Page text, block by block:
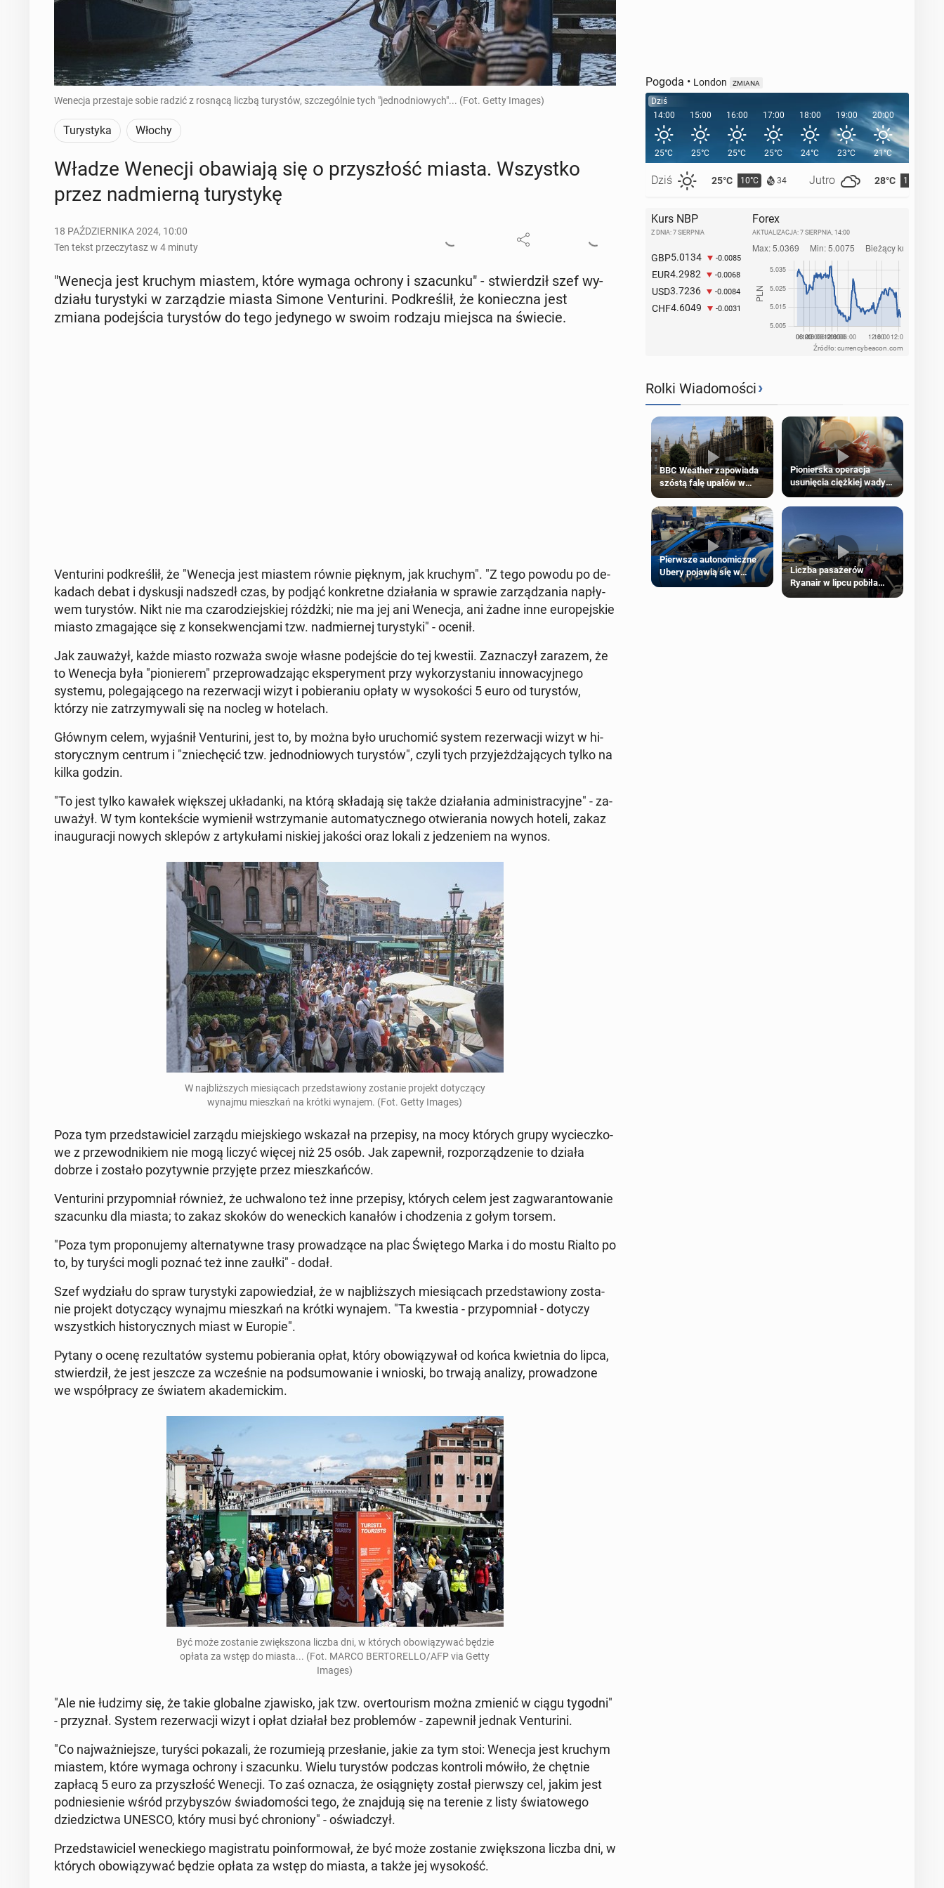
Wenecja przestaje sobie radzić z rosnącą liczbą turystów, szczególnie tych "jednodniowych"... (Fot. Getty Images)
Turystyka Włochy
Władze Wenecji oba­wia­ją się o przy­szłość miasta. Wszyst­ko
przez nad­mier­ną tu­ry­sty­kę
18 PAŹDZIERNIKA 2024, 10:00
Ten tekst przeczytasz w 4 minuty
"Wenecja jest kruchym miastem, które wymaga ochrony i sza­cun­ku" - stwier­dził szef wy­
dzia­łu tu­ry­sty­ki w za­rzą­dzie miasta Simone Ven­tu­ri­ni. Pod­kre­ślił, że ko­niecz­na jest
zmiana po­dej­ścia tu­ry­stów do tego je­dy­ne­go w swoim rodzaju miejsca na świecie.
Ven­tu­ri­ni pod­kre­ślił, że "Wenecja jest miastem równie pięknym, jak kruchym". "Z tego powodu po de­
ka­dach debat i dys­ku­sji nad­szedł czas, by podjąć kon­kret­ne dzia­ła­nia w sprawie za­rzą­dza­nia na­pły­
wem tu­ry­stów. Nikt nie ma cza­ro­dziej­skiej różdżki; nie ma jej ani Wenecja, ani żadne inne eu­ro­pej­skie
miasto zma­ga­ją­ce się z kon­se­kwen­cja­mi tzw. nad­mier­nej tu­ry­sty­ki" - ocenił.
Jak za­uwa­żył, każde miasto rozważa swoje własne po­dej­ście do tej kwestii. Za­zna­czył zarazem, że
to Wenecja była "pio­nie­rem" prze­pro­wa­dza­jąc eks­pe­ry­ment przy wy­ko­rzy­sta­niu in­no­wa­cyj­ne­go
systemu, po­le­ga­ją­ce­go na re­zer­wa­cji wizyt i po­bie­ra­niu opłaty w wy­so­ko­ści 5 euro od tu­ry­stów,
którzy nie za­trzy­my­wa­li się na nocleg w ho­te­lach.
Głównym celem, wy­ja­śnił Ven­tu­ri­ni, jest to, by można było uru­cho­mić system re­zer­wa­cji wizyt w hi­
sto­rycz­nym centrum i "znie­chę­cić tzw. jed­no­dnio­wych tu­ry­stów", czyli tych przy­jeż­dża­ją­cych tylko na
kilka godzin.
"To jest tylko kawałek więk­szej ukła­dan­ki, na którą skła­da­ją się także dzia­ła­nia ad­mi­ni­stra­cyj­ne" - za­
uwa­żył. W tym kon­tek­ście wy­mie­nił wstrzy­ma­nie au­to­ma­tycz­ne­go otwie­ra­nia nowych hoteli, zakaz
in­au­gu­ra­cji nowych sklepów z ar­ty­ku­ła­mi niskiej jakości oraz lokali z je­dze­niem na wynos.
W naj­bliż­szych mie­sią­cach przed­sta­wio­ny zo­sta­nie projekt do­ty­czą­cy
wynajmu miesz­kań na krótki wynajem. (Fot. Getty Images)
Poza tym przed­sta­wi­ciel zarządu miej­skie­go wskazał na prze­pi­sy, na mocy których grupy wy­ciecz­ko­
we z prze­wod­ni­kiem nie mogą liczyć więcej niż 25 osób. Jak za­pew­nił, roz­po­rzą­dze­nie to działa
dobrze i zostało po­zy­tyw­nie przy­ję­te przez miesz­kań­ców.
Ven­tu­ri­ni przy­po­mniał również, że uchwa­lo­no też inne prze­pi­sy, których celem jest za­gwa­ran­to­wa­nie
sza­cun­ku dla miasta; to zakaz skoków do we­nec­kich kanałów i cho­dze­nia z gołym torsem.
"Poza tym pro­po­nu­je­my al­ter­na­tyw­ne trasy pro­wa­dzą­ce na plac Świę­te­go Marka i do mostu Rialto po
to, by turyści mogli poznać też inne zaułki" - dodał.
Szef wy­dzia­łu do spraw tu­ry­sty­ki za­po­wie­dział, że w naj­bliż­szych mie­sią­cach przed­sta­wio­ny zo­sta­
nie projekt do­ty­czą­cy wynajmu miesz­kań na krótki wynajem. "Ta kwestia - przy­po­mniał - dotyczy
wszyst­kich hi­sto­rycz­nych miast w Europie".
Pytany o ocenę re­zul­ta­tów systemu po­bie­ra­nia opłat, który obo­wią­zy­wał od końca kwiet­nia do lipca,
stwier­dził, że jest jeszcze za wcze­śnie na pod­su­mo­wa­nie i wnioski, bo trwają analizy, pro­wa­dzo­ne
we współ­pra­cy ze światem aka­de­mic­kim.
Być może zo­sta­nie zwięk­szo­na liczba dni, w których obo­wią­zy­wać będzie
opłata za wstęp do miasta... (Fot. MARCO BER­TO­REL­LO/AFP via Getty
Images)
"Ale nie łudzimy się, że takie glo­bal­ne zja­wi­sko, jak tzw. over­to­urism można zmienić w ciągu tygodni"
- przy­znał. System re­zer­wa­cji wizyt i opłat działał bez pro­ble­mów - za­pew­nił jednak Ven­tu­ri­ni.
"Co naj­waż­niej­sze, turyści po­ka­za­li, że ro­zu­mie­ją prze­sła­nie, jakie za tym stoi: Wenecja jest kruchym
miastem, które wymaga ochrony i sza­cun­ku. Wielu tu­ry­stów podczas kon­tro­li mówiło, że chętnie
zapłacą 5 euro za przy­szłość Wenecji. To zaś oznacza, że osią­gnię­ty został pierw­szy cel, jakim jest
pod­nie­sie­nie wśród przy­by­szów świa­do­mo­ści tego, że znaj­du­ją się na terenie z listy świa­to­we­go
dzie­dzic­twa UNESCO, który musi być chro­nio­ny" - oświad­czył.
Przed­sta­wi­ciel we­nec­kie­go ma­gi­stra­tu po­in­for­mo­wał, że być może zo­sta­nie zwięk­szo­na liczba dni, w
których obo­wią­zy­wać będzie opłata za wstęp do miasta, a także jej wy­so­kość.
Pogoda • London ZMIANA
Dziś
14:00
25°C
Dziś 25°C 10°C 34 Jutro 28°C 11°C
15:00
25°C
16:00
25°C
17:00
25°C
18:00
24°C
19:00
23°C
20:00
21°C
Kurs NBP
Z DNIA: 7 SIERPNIA
GBP5.0134 -0.0085
EUR4.2982 -0.0068
USD3.7236 -0.0084
CHF4.6049 -0.0031
Forex
AKTUALIZACJA: 7 SIERPNIA, 14:00
Źródło: currencybeacon.com
Rolki Wiadomości›
BBC Weather zapowiada
szóstą falę upałów w
Pionierska operacja
usunięcia ciężkiej wady
wrodzonej płodu w łonie
matki
Pierwsze autonomiczne
Ubery pojawią się w
Londynie jeszcze tego
Liczba pasażerów
Ryanair w lipcu pobiła
rekord